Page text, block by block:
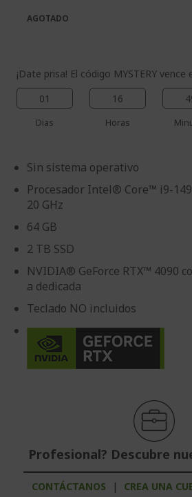
imágenes
galería
¡Date prisa! El código MYSTERY vence
01
Dias
16
Horas
Sin sistema operativo
Procesador Intel® Core™ i9-
20 GHz
64 GB
2 TB SSD
NVIDIA® GeForce RTX™ 4090
a dedicada
Teclado NO incluidos
Profesional? Descubre
CONTÁCTANOS | CREA UNA
AGOTADO